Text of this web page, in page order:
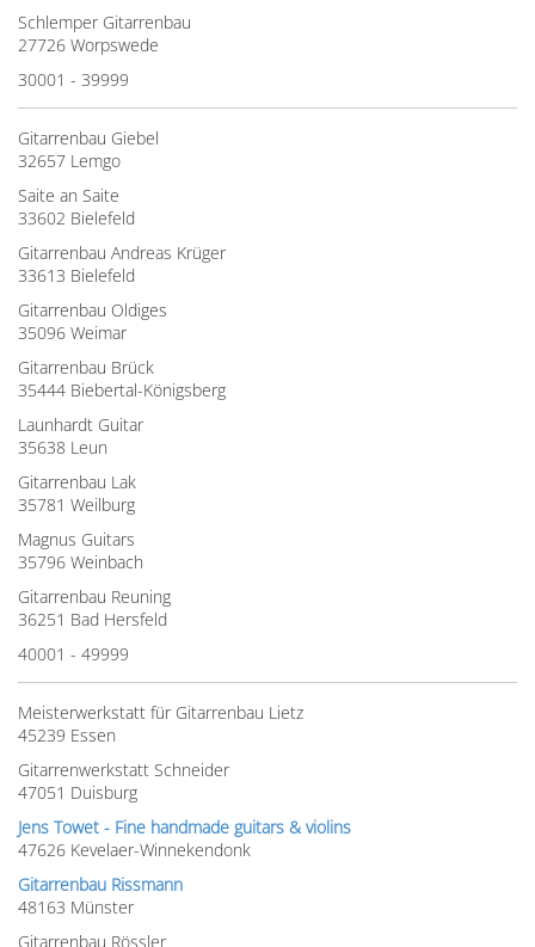
Schlemper Gitarrenbau
27726 Worpswede
30001 - 39999
Gitarrenbau Giebel
32657 Lemgo
Saite an Saite
33602 Bielefeld
Gitarrenbau Andreas Krüger
33613 Bielefeld
Gitarrenbau Oldiges
35096 Weimar
Gitarrenbau Brück
35444 Biebertal-Königsberg
Launhardt Guitar
35638 Leun
Gitarrenbau Lak
35781 Weilburg
Magnus Guitars
35796 Weinbach
Gitarrenbau Reuning
36251 Bad Hersfeld
40001 - 49999
Meisterwerkstatt für Gitarrenbau Lietz
45239 Essen
Gitarrenwerkstatt Schneider
47051 Duisburg
Jens Towet - Fine handmade guitars & violins
47626 Kevelaer-Winnekendonk
Gitarrenbau Rissmann
48163 Münster
Gitarrenbau Rössler